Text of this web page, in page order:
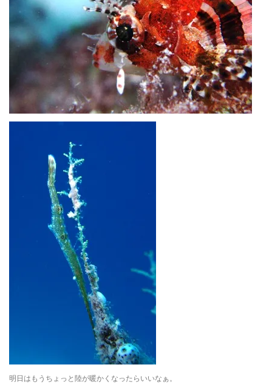
明日はもうちょっと陸が暖かくなったらいいなぁ。